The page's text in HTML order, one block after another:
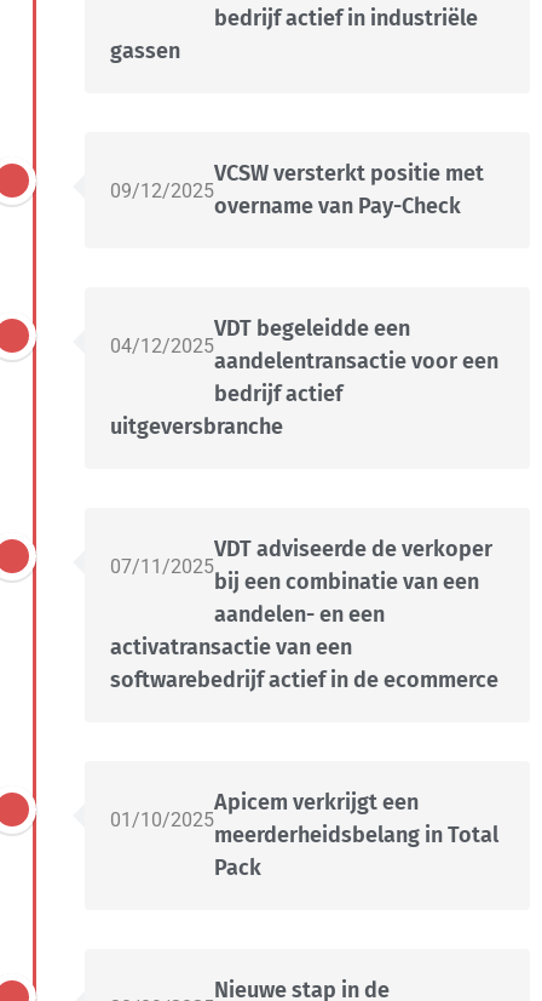
bedrijf actief in industriële
gassen
09/12/2025
VCSW versterkt positie met
overname van Pay-Check
04/12/2025
VDT begeleidde een
aandelentransactie voor een
bedrijf actief
uitgeversbranche
07/11/2025
VDT adviseerde de verkoper
bij een combinatie van een
aandelen- en een
activatransactie van een
softwarebedrijf actief in de ecommerce
01/10/2025
Apicem verkrijgt een
meerderheidsbelang in Total
Pack
Nieuwe stap in de